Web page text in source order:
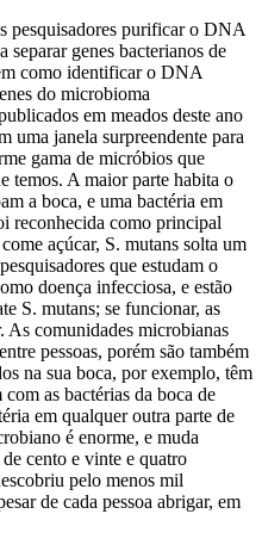
pesquisadores purificar o DNA
separar genes bacterianos de
como identificar o DNA
do microbioma
em meados deste ano
uma janela surpreendente para
gama de micróbios que
temos. A maior parte habita o
a boca, e uma bactéria em
reconhecida como principal
açúcar, S. mutans solta um
que estudam o
doença infecciosa, e estão
S. mutans; se funcionar, as
As comunidades microbianas
pessoas, porém são também
na sua boca, por exemplo, têm
as bactérias da boca de
em qualquer outra parte de
é enorme, e muda
cento e vinte e quatro
pelo menos mil
de cada pessoa abrigar, em